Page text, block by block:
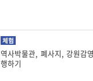
체험
역사박물관, 폐사지, 강원
행하기